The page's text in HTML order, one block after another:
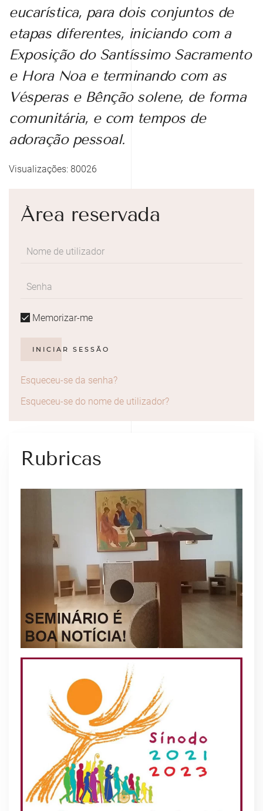
eucarística, para dois conjuntos de
etapas diferentes, iniciando com a
Exposição do Santíssimo Sacramento
e Hora Noa e terminando com as
Vésperas e Bênção solene, de forma
comunitária, e com tempos de
adoração pessoal.
Visualizações: 80026
Área reservada
Memorizar-me
INICIAR SESSÃO
Esqueceu-se da senha?
Esqueceu-se do nome de utilizador?
Rubricas